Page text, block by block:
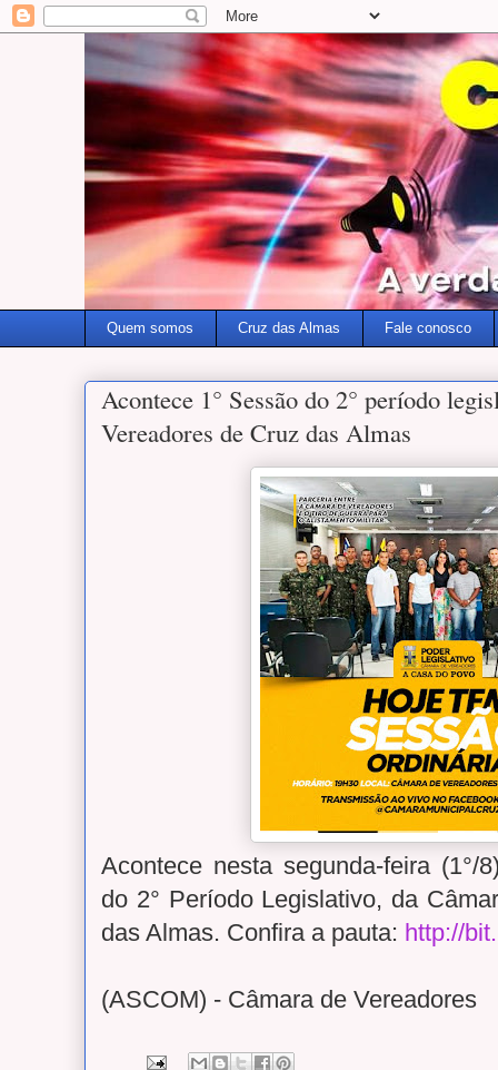
Quem somos Cruz das Almas Fale conosco
Acontece 1° Sessão do 2° período
Vereadores de Cruz das Almas
Acontece nesta segunda-feira (1°/
do 2° Período Legislativo, da
das Almas. Confira a pauta: http://
(ASCOM) - Câmara de Vereadores